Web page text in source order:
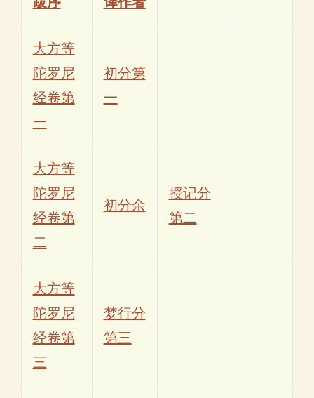
大方等
陀罗尼
经卷第
一
初分第
一
大方等
陀罗尼
经卷第
二
初分余
授记分
第二
大方等
陀罗尼
经卷第
三
梦行分
第三